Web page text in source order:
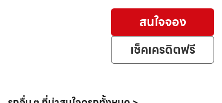
สนใจจอง
เช็คเครดิตฟรี